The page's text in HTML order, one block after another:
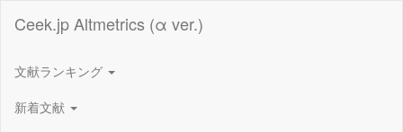
Ceek.jp Altmetrics (α ver.)
文献ランキング
新着文献